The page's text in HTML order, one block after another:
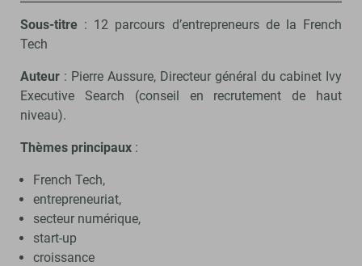
Sous-titre : 12 parcours d’entrepreneurs de la French
Tech
Auteur : Pierre Aussure, Directeur général du cabinet Ivy
Executive Search (conseil en recrutement de haut
niveau).
Thèmes principaux :
French Tech,
entrepreneuriat,
secteur numérique,
start-up
croissance